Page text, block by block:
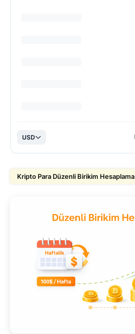
Kripto Para Düzenli Birikim Hesaplama